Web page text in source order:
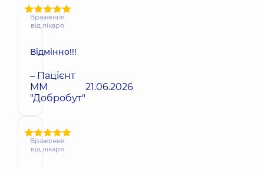
Враження
від лікаря
Відмінно!!!
– Пацієнт
ММ
"Добробут"
21.06.2026
Враження
від лікаря